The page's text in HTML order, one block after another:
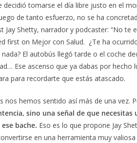
decidió tomarse el día libre justo en el
de tanto esfuerzo, no se ha
Jay Shetty, narrador y podcaster: “No
first on Mejor con Salud. ¿Te ha
El autobús llegó tarde o el coche
Ese ascenso que ya dabas por
para recordarte que estás atascado.
nos hemos sentido así más de una vez.
sino una señal de que
bache. Eso es lo que propone Jay
en una herramienta muy valiosa